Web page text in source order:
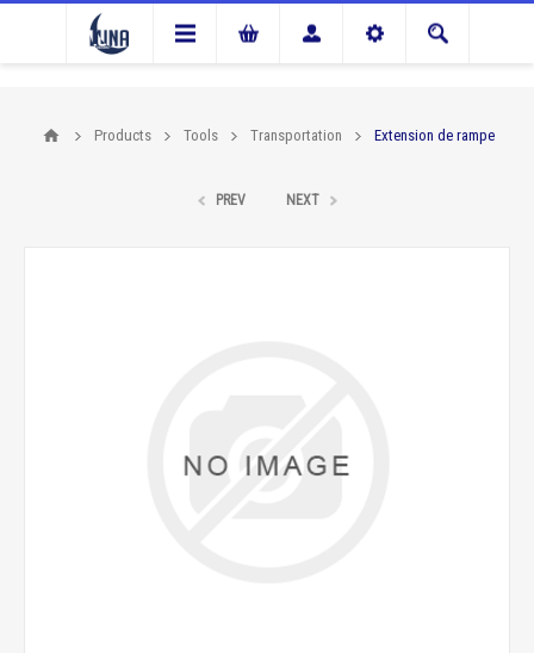
Products Tools Transportation Extension de rampe
PREV NEXT